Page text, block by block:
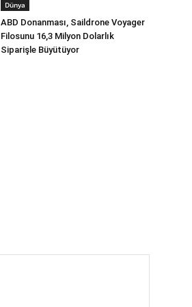
Dünya
ABD Donanması, Saildrone Voyager
Filosunu 16,3 Milyon Dolarlık
Siparişle Büyütüyor